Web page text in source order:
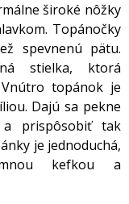
široké nôžky
Topánočky
spevnenú pätu.
stielka, ktorá
topánok je
Dajú sa pekne
a prispôsobiť tak
je jednoduchá,
kefkou a